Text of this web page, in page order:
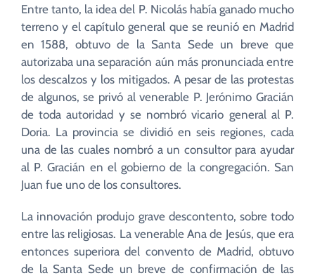
Entre tanto, la idea del P. Nicolás había ganado mucho
terreno y el capítulo general que se reunió en Madrid
en 1588, obtuvo de la Santa Sede un breve que
autorizaba una separación aún más pronunciada entre
los descalzos y los mitigados. A pesar de las protestas
de algunos, se privó al venerable P. Jerónimo Gracián
de toda autoridad y se nombró vicario general al P.
Doria. La provincia se dividió en seis regiones, cada
una de las cuales nombró a un consultor para ayudar
al P. Gracián en el gobierno de la congregación. San
Juan fue uno de los consultores.
La innovación produjo grave descontento, sobre todo
entre las religiosas. La venerable Ana de Jesús, que era
entonces superiora del convento de Madrid, obtuvo
de la Santa Sede un breve de confirmación de las